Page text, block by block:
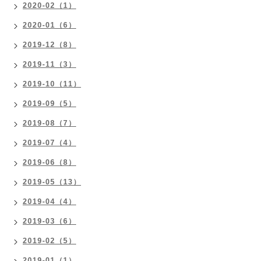
2020-02（1）
2020-01（6）
2019-12（8）
2019-11（3）
2019-10（11）
2019-09（5）
2019-08（7）
2019-07（4）
2019-06（8）
2019-05（13）
2019-04（4）
2019-03（6）
2019-02（5）